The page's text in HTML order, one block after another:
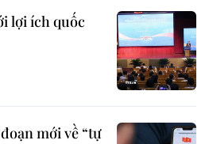
lợi ích quốc
mới về “tự